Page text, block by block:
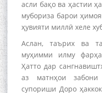
асли бақо ва ҳастии
мубориза барои
ҳувияти миллӣ хеле
Аслан, таърих ва
муҳимми илму
Ҳатто дар
аз матнҳои
супориши Доро